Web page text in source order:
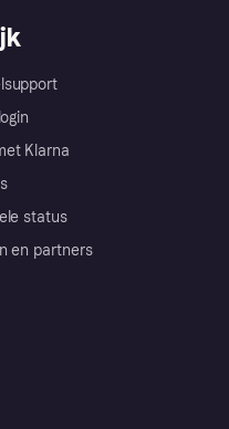
Klarna
status
en partners